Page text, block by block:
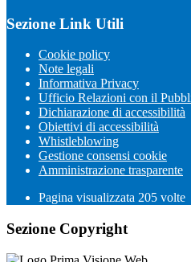
Sezione Link Utili
Cookie policy
Note legali
Informativa Privacy
Ufficio Relazioni con il
Dichiarazione di accessibilità
Obiettivi di accessibilità
Whistleblowing
Gestione consensi cookie
Amministrazione trasparente
Pagina visualizzata 205 volte
Sezione Copyright